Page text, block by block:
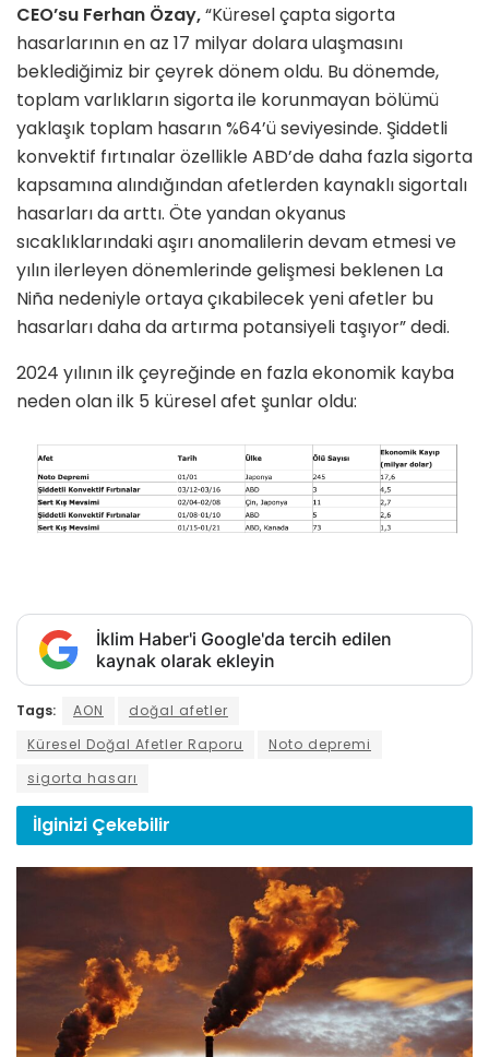
CEO’su Ferhan Özay,“Küresel çapta sigorta
hasarlarının en az 17 milyar dolara ulaşmasını
beklediğimiz bir çeyrek dönem oldu. Bu dönemde,
toplam varlıkların sigorta ile korunmayan bölümü
yaklaşık toplam hasarın %64’ü seviyesinde. Şiddetli
konvektif fırtınalar özellikle ABD’de daha fazla sigorta
kapsamına alındığından afetlerden kaynaklı sigortalı
hasarları da arttı. Öte yandan okyanus
sıcaklıklarındaki aşırı anomalilerin devam etmesi ve
yılın ilerleyen dönemlerinde gelişmesi beklenen La
Niña nedeniyle ortaya çıkabilecek yeni afetler bu
hasarları daha da artırma potansiyeli taşıyor” dedi.
2024 yılının ilk çeyreğinde en fazla ekonomik kayba
neden olan ilk 5 küresel afet şunlar oldu:
İklim Haber'i Google'da tercih edilen
kaynak olarak ekleyin
Tags: AON
doğal afetler
Küresel Doğal Afetler Raporu
Noto depremi
sigorta hasarı
İlginizi Çekebilir